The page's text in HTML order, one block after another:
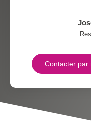
Contacter par